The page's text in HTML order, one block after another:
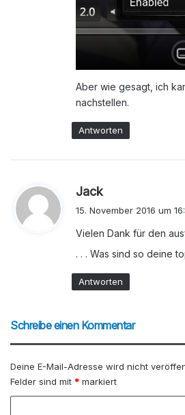
Aber wie gesagt, ich
nachstellen.
Antworten
Jack
t
:
15. November 2016 um
Vielen Dank für den
. . . Was sind so deine
Antworten
Schreibe einen Kommentar
Deine E-Mail-Adresse wird nicht
Felder sind mit * markiert